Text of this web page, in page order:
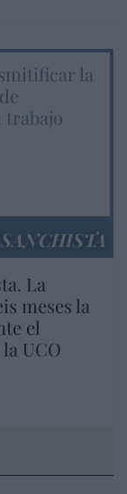
la
trabajo
La
meses la
el
UCO